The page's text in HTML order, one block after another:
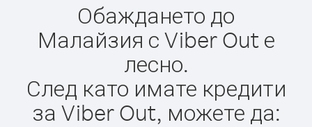
Обаждането до
Малайзия с Viber Out е
лесно.
След като имате кредити
за Viber Out, можете да: